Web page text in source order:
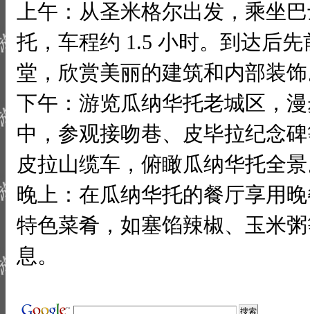
上午：从圣米格尔出发，乘坐
托，车程约 1.5 小时。到达后
堂，欣赏美丽的建筑和内部装
下午：游览瓜纳华托老城区，
中，参观接吻巷、皮毕拉纪念
皮拉山缆车，俯瞰瓜纳华托全
晚上：在瓜纳华托的餐厅享用
特色菜肴，如塞馅辣椒、玉米
息。